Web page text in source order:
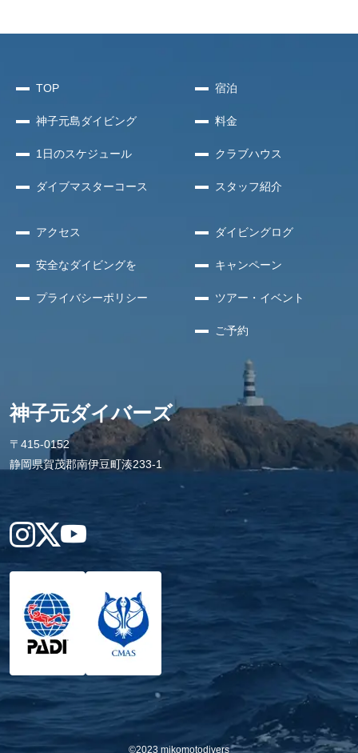
TOP
神子元島ダイビング
1日のスケジュール
ダイブマスターコース
宿泊
料金
クラブハウス
スタッフ紹介
アクセス
安全なダイビングを
プライバシーポリシー
ダイビングログ
キャンペーン
ツアー・イベント
ご予約
神子元ダイバーズ
〒415-0152
静岡県賀茂郡南伊豆町湊233-1
Instagram
©2023 mikomotodivers